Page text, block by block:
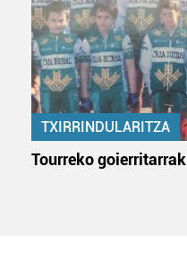
TXIRRINDULARITZA
Tourreko goierritarrak